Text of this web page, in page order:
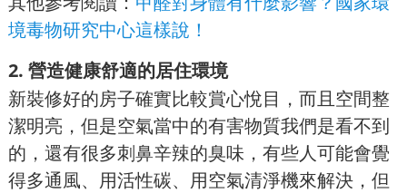
境毒物研究中心這樣說！
2. 營造健康舒適的居住環境
新裝修好的房子確實比較賞心悅目，而且空間整
潔明亮，但是空氣當中的有害物質我們是看不到
的，還有很多刺鼻辛辣的臭味，有些人可能會覺
得多通風、用活性碳、用空氣清淨機來解決，但